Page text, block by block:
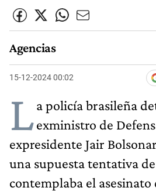
Agencias
15-12-2024 00:02
La policía brasileña
exministro de
expresidente Jair
una supuesta tentativa
contemplaba el